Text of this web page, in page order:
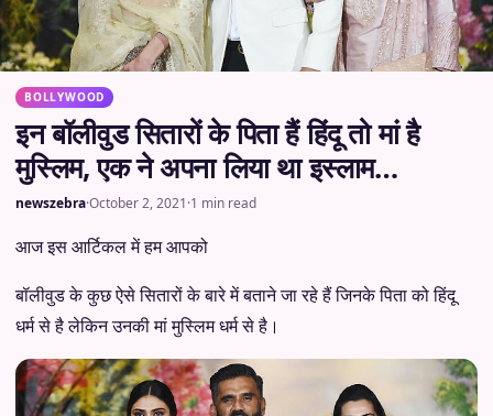
BOLLYWOOD
इन बॉलीवुड सितारों के पिता हैं हिंदू तो मां है
मुस्लिम, एक ने अपना लिया था इस्लाम…
newszebra·October 2, 2021·1 min read
आज इस आर्टिकल में हम आपको
बॉलीवुड के कुछ ऐसे सितारों के बारे में बताने जा रहे हैं जिनके पिता को हिंदू
धर्म से है लेकिन उनकी मां मुस्लिम धर्म से है।